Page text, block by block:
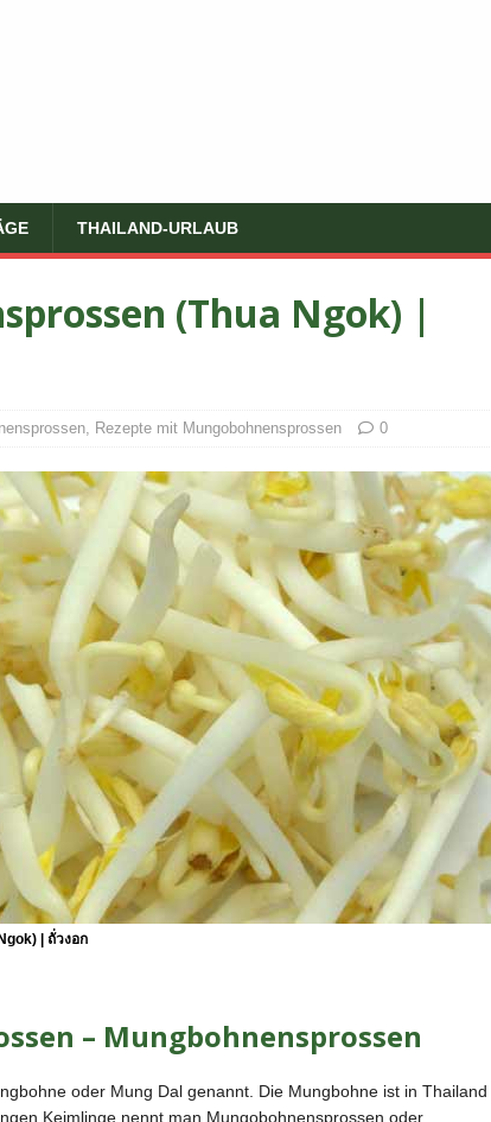
THAILAND-URLAUB
(Thua Ngok) |
, Rezepte mit Mungobohnensprossen 0
| ถั่วงอก
– Mungbohnensprossen
oder Mung Dal genannt. Die Mungbohne ist in Thailand
Keimlinge nennt man Mungobohnensprossen oder